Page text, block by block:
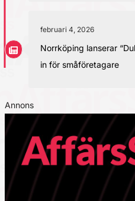
februari 4, 2026
Norrköping lanserar
in för småföretagare
Annons